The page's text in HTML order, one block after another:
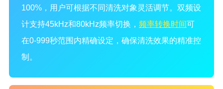
100%，用户可根据不同清洗对象灵活调节。双频设
计支持45kHz和80kHz频率切换， 频率转换时间可
在0-999秒范围内精确设定，确保清洗效果的精准控
制。